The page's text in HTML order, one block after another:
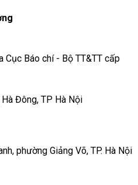
Cục Báo chí - Bộ TT&TT cấp
Đông, TP Hà Nội
phường Giảng Võ, TP. Hà Nội